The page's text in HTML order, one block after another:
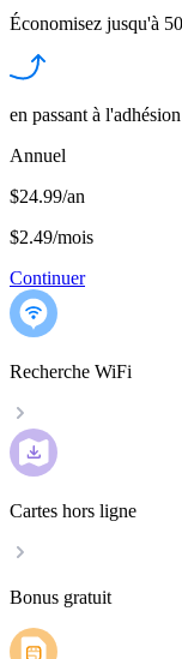
Économisez jusqu'à
en passant à
Annuel
$24.99/an
$2.49/mois
Continuer
Recherche WiFi
Cartes hors ligne
Bonus gratuit